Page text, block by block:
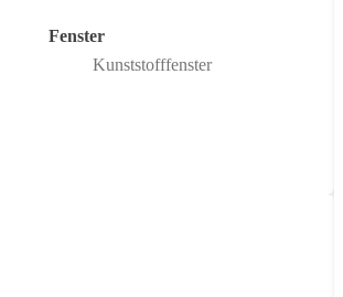
Fenster
Kunststofffenster